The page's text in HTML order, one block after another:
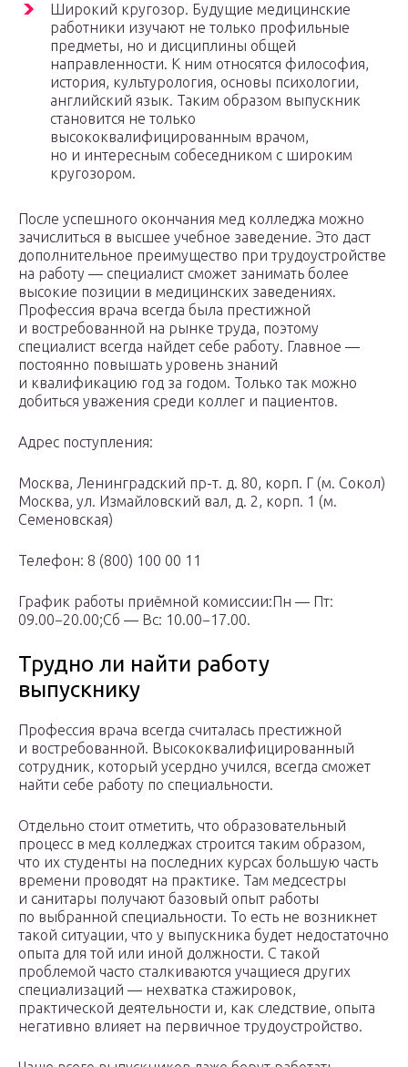
Широкий кругозор. Будущие медицинские
работники изучают не только профильные
предметы, но и дисциплины общей
направленности. К ним относятся философия,
история, культурология, основы психологии,
английский язык. Таким образом выпускник
становится не только
высококвалифицированным врачом,
но и интересным собеседником с широким
кругозором.
После успешного окончания мед колледжа можно
зачислиться в высшее учебное заведение. Это даст
дополнительное преимущество при трудоустройстве
на работу — специалист сможет занимать более
высокие позиции в медицинских заведениях.
Профессия врача всегда была престижной
и востребованной на рынке труда, поэтому
специалист всегда найдет себе работу. Главное —
постоянно повышать уровень знаний
и квалификацию год за годом. Только так можно
добиться уважения среди коллег и пациентов.
Адрес поступления:
Москва, Ленинградский пр-т. д. 80, корп. Г (м. Сокол)
Москва, ул. Измайловский вал, д. 2, корп. 1 (м.
Семеновская)
Телефон: 8 (800) 100 00 11
График работы приёмной комиссии:Пн — Пт:
09.00−20.00;Сб — Вс: 10.00−17.00.
Трудно ли найти работу
выпускнику
Профессия врача всегда считалась престижной
и востребованной. Высококвалифицированный
сотрудник, который усердно учился, всегда сможет
найти себе работу по специальности.
Отдельно стоит отметить, что образовательный
процесс в мед колледжах строится таким образом,
что их студенты на последних курсах большую часть
времени проводят на практике. Там медсестры
и санитары получают базовый опыт работы
по выбранной специальности. То есть не возникнет
такой ситуации, что у выпускника будет недостаточно
опыта для той или иной должности. С такой
проблемой часто сталкиваются учащиеся других
специализаций — нехватка стажировок,
практической деятельности и, как следствие, опыта
негативно влияет на первичное трудоустройство.